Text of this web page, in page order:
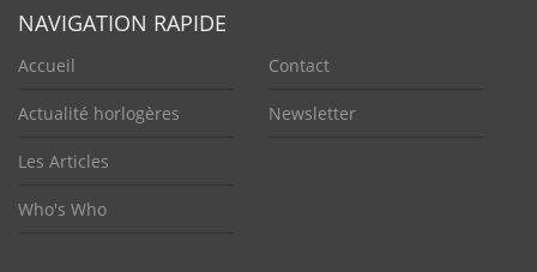
NAVIGATION RAPIDE
Accueil
Actualité horlogères
Les Articles
Who's Who
Contact
Newsletter